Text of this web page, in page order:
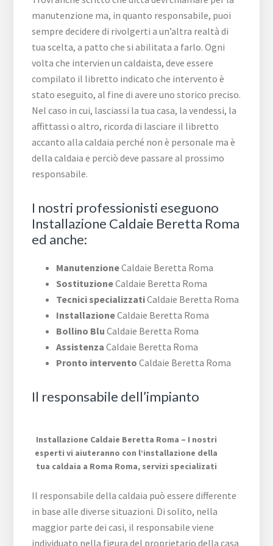
manutenzione ma, in quanto responsabile, puoi
sempre decidere di rivolgerti a un’altra realtà di
tua scelta, a patto che si abilitata a farlo. Ogni
volta che intervien un caldaista, deve essere
compilato il libretto indicato che intervento è
stato eseguito, al fine di avere uno storico preciso.
Nel caso in cui, lasciassi la tua casa, la vendessi, la
affittassi o altro, ricorda di lasciare il libretto
accanto alla caldaia perché non è personale ma è
della caldaia e perciò deve passare al prossimo
responsabile.
I nostri professionisti eseguono
Installazione Caldaie Beretta Roma
ed anche:
ManutenzioneCaldaie Beretta Roma
SostituzioneCaldaie Beretta Roma
Tecnici specializzatiCaldaie Beretta Roma
InstallazioneCaldaie Beretta Roma
Bollino Blu Caldaie Beretta Roma
Assistenza Caldaie Beretta Roma
Pronto intervento Caldaie Beretta Roma
Il responsabile dell’impianto
Installazione Caldaie Beretta Roma – I nostri
esperti vi aiuteranno con l’installazione della
tua caldaia a Roma Roma, servizi specializati
Il responsabile della caldaia può essere differente
in base alle diverse situazioni. Di solito, nella
maggior parte dei casi, il responsabile viene
individuato nella figura del proprietario della casa